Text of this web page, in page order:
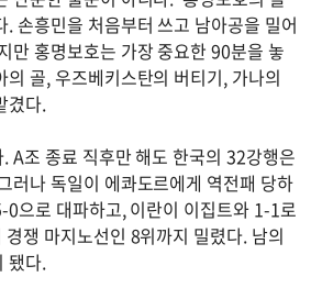
. 손흥민을 처음부터 쓰고 남아공을 밀어
만 홍명보호는 가장 중요한 90분을 놓
의 골, 우즈베키스탄의 버티기, 가나의
겼다.
A조 종료 직후만 해도 한국의 32강행은
러나 독일이 에콰도르에게 역전패 당하
0으로 대파하고, 이란이 이집트와 1-1로
쟁 마지노선인 8위까지 밀렸다. 남의
됐다.